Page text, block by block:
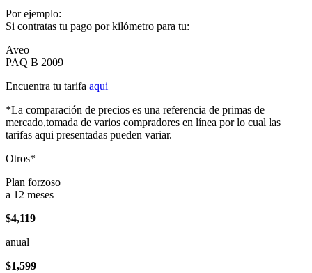
Por ejemplo:
Si contratas tu pago por kilómetro para tu:
Aveo
PAQ B 2009
Encuentra tu tarifa aqui
*La comparación de precios es una referencia de primas de
mercado,tomada de varios compradores en línea por lo cual las
tarifas aqui presentadas pueden variar.
Otros*
Plan forzoso
a 12 meses
$4,119
anual
$1,599